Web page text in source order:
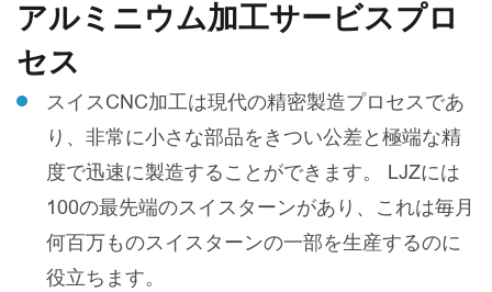
アルミニウム加工サービスプロ
セス
スイスCNC加工は現代の精密製造プロセスであ
り、非常に小さな部品をきつい公差と極端な精
度で迅速に製造することができます。 LJZには
100の最先端のスイスターンがあり、これは毎月
何百万ものスイスターンの一部を生産するのに
役立ちます。